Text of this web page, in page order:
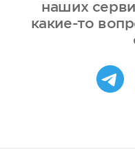
наших
какие-то